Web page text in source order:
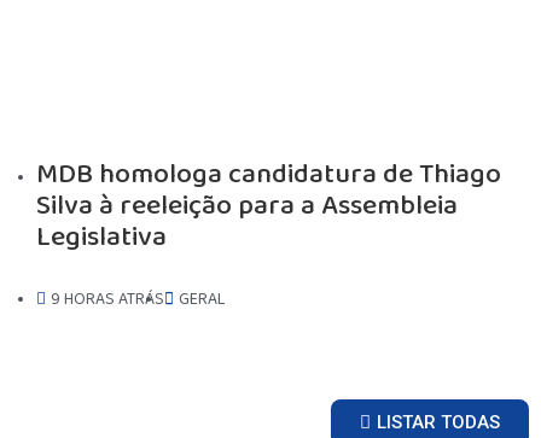
MDB homologa candidatura de Thiago
Silva à reeleição para a Assembleia
Legislativa
9 HORAS ATRÁS GERAL
LISTAR TODAS